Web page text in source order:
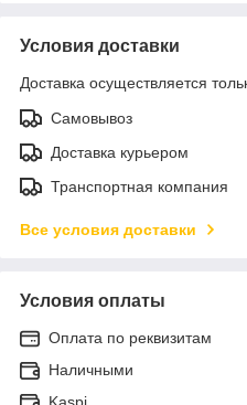
Условия доставки
Доставка осуществляется
Самовывоз
Доставка курьером
Транспортная компания
Все условия доставки
Условия оплаты
Оплата по реквизитам
Наличными
Kaspi